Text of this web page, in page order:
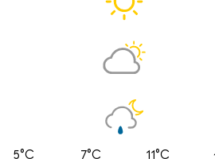
5°C 7°C 11°C